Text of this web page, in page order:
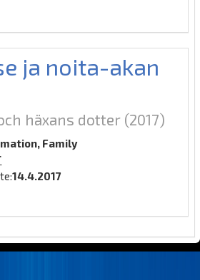
ja noita-akan
häxans dotter (2017)
Family
14.4.2017